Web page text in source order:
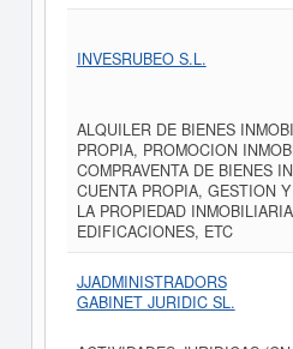
INVESRUBEO S.L.
ALQUILER DE BIENES
PROPIA, PROMOCION
COMPRAVENTA DE BIENES
CUENTA PROPIA, GESTION
LA PROPIEDAD
EDIFICACIONES, ETC
JJADMINISTRADORS
GABINET JURIDIC SL.